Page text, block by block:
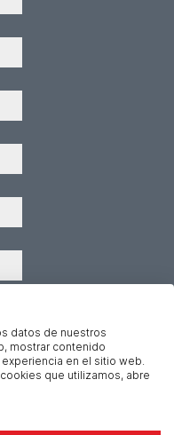
datos de nuestros
mostrar contenido
en el sitio web.
que utilizamos, abre